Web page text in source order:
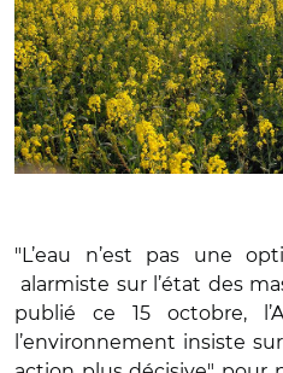
"L’eau n’est pas une
alarmiste sur l’état des
publié ce 15 octobre,
l’environnement insiste